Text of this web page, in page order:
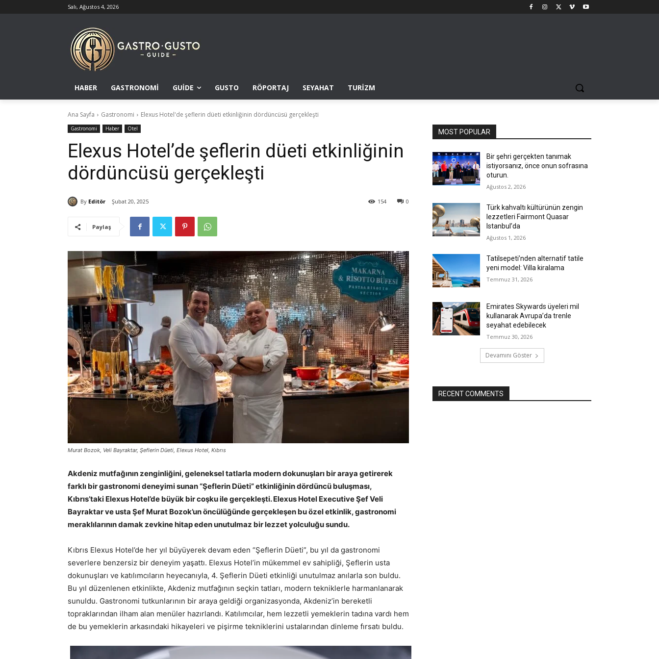
Salı, Ağustos 4, 2026
HABER GASTRONOMI GUIDE GUSTO RÖPORTAJ SEYAHAT TURIZM
Ana Sayfa Gastronomi Elexus Hotel'de şeflerin düeti etkinliğinin dördüncüsü gerçekleşti
Gastronomi Haber Otel
Elexus Hotel’de şeflerin düeti etkinliğinin
dördüncüsü gerçekleşti
By Editör Şubat 20, 2025 0
154
Paylaş
Murat Bozok, Veli Bayraktar, Şeflerin Düeti, Elexus Hotel, Kıbrıs
Akdeniz mutfağının zenginliğini, geleneksel tatlarla modern dokunuşları bir araya getirerek
farklı bir gastronomi deneyimi sunan “Şeflerin Düeti” etkinliğinin dördüncü buluşması,
Kıbrıs’taki Elexus Hotel’de büyük bir coşku ile gerçekleşti. Elexus Hotel Executive Şef Veli
Bayraktar ve usta Şef Murat Bozok’un öncülüğünde gerçekleşen bu özel etkinlik, gastronomi
meraklılarının damak zevkine hitap eden unutulmaz bir lezzet yolculuğu sundu.
Kıbrıs Elexus Hotel’de her yıl büyüyerek devam eden “Şeflerin Düeti”, bu yıl da gastronomi
severlere benzersiz bir deneyim yaşattı. Elexus Hotel’in mükemmel ev sahipliği, Şeflerin usta
dokunuşları ve katılımcıların heyecanıyla, 4. Şeflerin Düeti etkinliği unutulmaz anılarla son buldu.
Bu yıl düzenlenen etkinlikte, Akdeniz mutfağının seçkin tatları, modern tekniklerle harmanlanarak
sunuldu. Gastronomi tutkunlarının bir araya geldiği organizasyonda, Akdeniz’in bereketli
topraklarından ilham alan menüler hazırlandı. Katılımcılar, hem lezzetli yemeklerin tadına vardı hem
de bu yemeklerin arkasındaki hikayeleri ve pişirme tekniklerini ustalarından dinleme fırsatı buldu.
MOST POPULAR
Bir şehri gerçekten tanımak
istiyorsanız, önce onun sofrasına
oturun.
Ağustos 2, 2026
Türk kahvaltı kültürünün zengin
lezzetleri Fairmont Quasar
Istanbul’da
Ağustos 1, 2026
Tatilsepeti’nden alternatif tatile
yeni model: Villa kiralama
Temmuz 31, 2026
Emirates Skywards üyeleri mil
kullanarak Avrupa’da trenle
seyahat edebilecek
Temmuz 30, 2026
Devamını Göster
RECENT COMMENTS